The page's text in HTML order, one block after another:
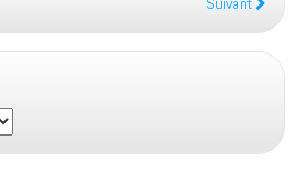
Suivant